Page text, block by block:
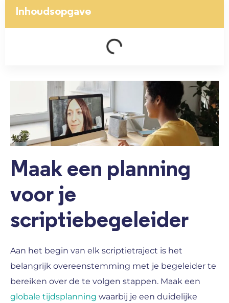
Inhoudsopgave
Maak een planning
voor je
scriptiebegeleider
Aan het begin van elk scriptietraject is het
belangrijk overeenstemming met je begeleider te
bereiken over de te volgen stappen. Maak een
globale tijdsplanning waarbij je een duidelijke